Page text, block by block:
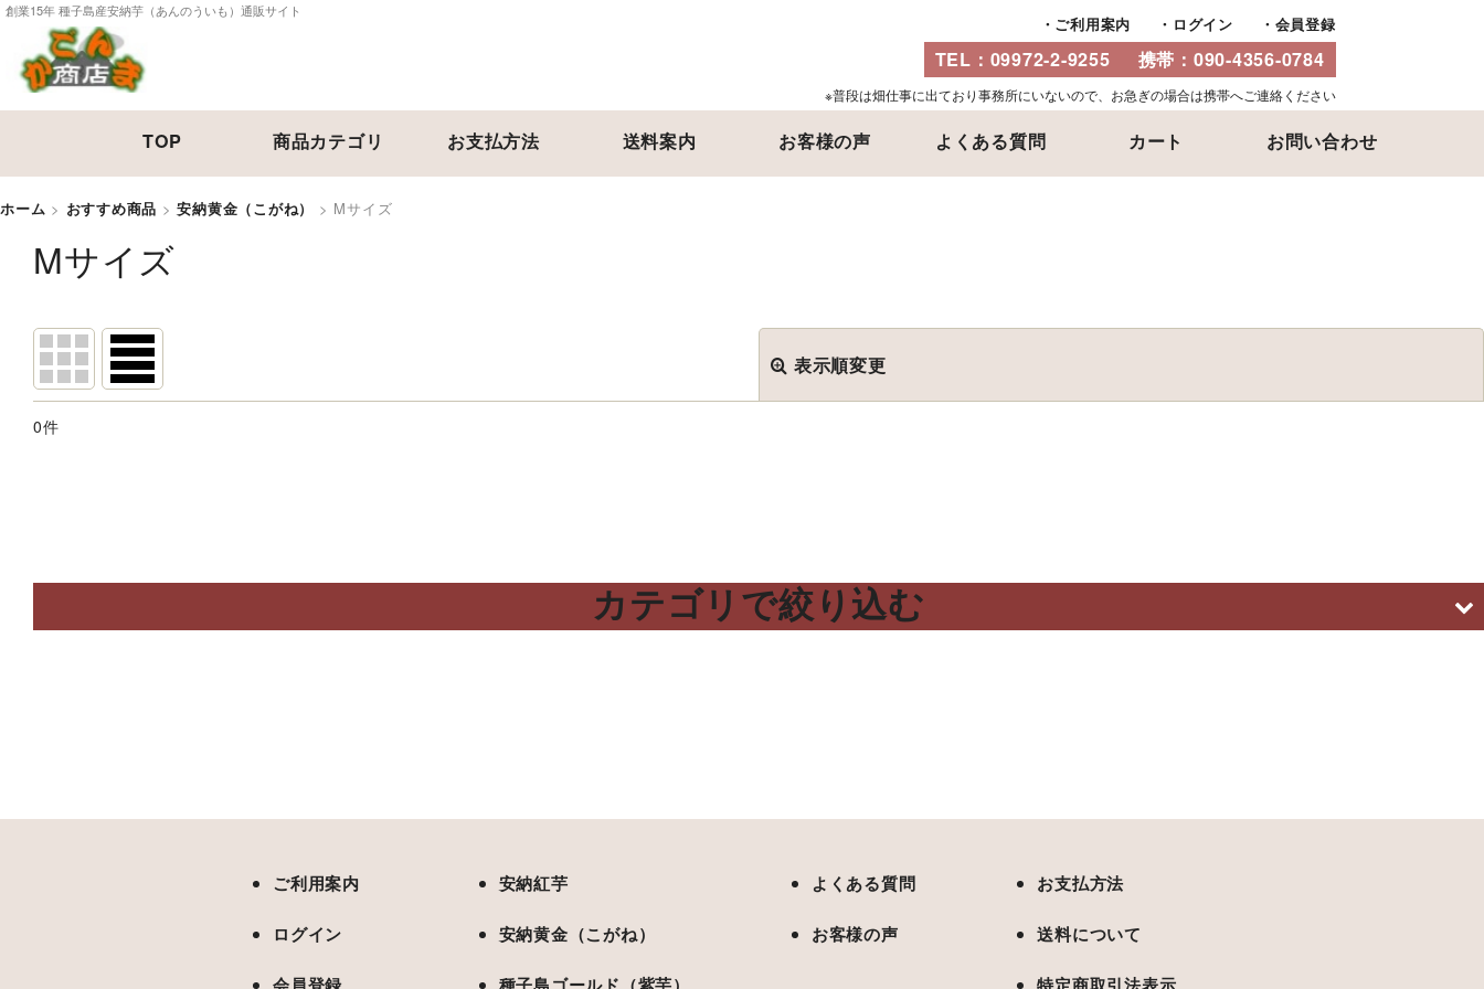
創業15年 種子島産安納芋（あんのういも）通販サイト
ご利用案内 ログイン 会員登録
TEL： 09972-2-9255 携帯： 090-4356-0784
※普段は畑仕事に出ており事務所にいないので、お急ぎの場合は携帯へご連絡ください
TOP 商品カテゴリ お支払方法 送料案内 お客様の声 よくある質問 カート お問い合わせ
ホーム > おすすめ商品 > 安納黄金（こがね） > Mサイズ
Mサイズ
表示順変更
0件
カテゴリで絞り込む
Sサイズ
ご利用案内
ログイン
安納紅芋
安納黄金（こがね）
よくある質問
お客様の声
お支払方法
送料について